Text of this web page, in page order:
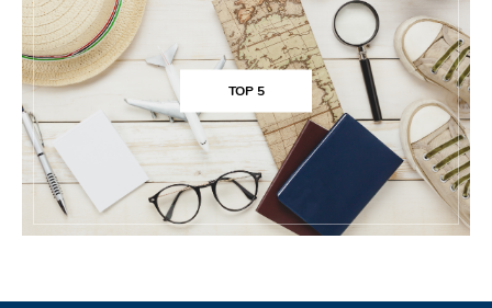
TOP 5